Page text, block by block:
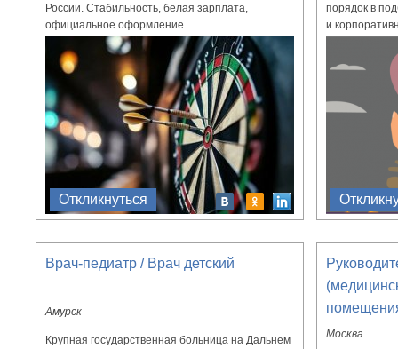
России. Стабильность, белая зарплата,
официальное оформление.
Откликнуться
порядок в
и
Врач-педиатр / Врач детский
Амурск
Крупная государственная больница на Дальнем
Москва